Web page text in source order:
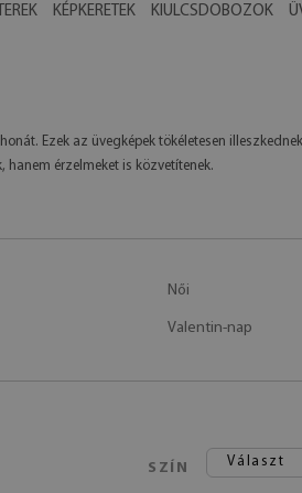
KÉPKERETEK KIULCSDOBOZOK
Ezek az üvegképek tökéletesen
érzelmeket is közvetítenek.
Női
Valentin-nap
SZÍN Választ